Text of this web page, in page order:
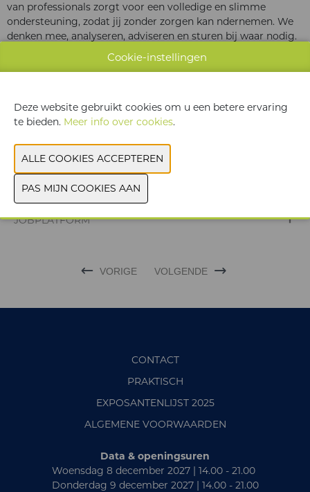
van professionals zorgt voor een volledige en slimme
ondersteuning, zodat jij zonder zorgen kan ndernemen. We
denken mee, analyseren, adviseren en sturen bij waar nodig.
Altijd persoonlijk, altijd met oog voor jouw groei. Geen
klassieke aanpak, wel helder, betrokken en doelgericht
WEBSITE CATALOGUS
PRODUCTGROEP
JOBPLATFORM
VORIGE VOLGENDE
CONTACT
PRAKTISCH
EXPOSANTENLIJST 2025
ALGEMENE VOORWAARDEN
Data & openingsuren
Woensdag 8 december 2027 | 14.00 - 21.00
Donderdag 9 december 2027 | 14.00 - 21.00
Cookie-instellingen
Deze website gebruikt cookies om u een betere ervaring
te bieden. Meer info over cookies.